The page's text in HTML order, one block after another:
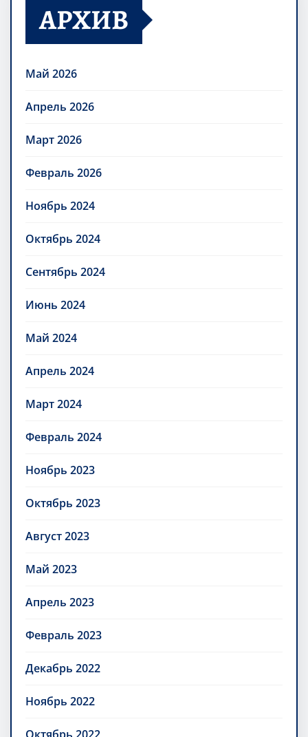
АРХИВ
Май 2026
Апрель 2026
Март 2026
Февраль 2026
Ноябрь 2024
Октябрь 2024
Сентябрь 2024
Июнь 2024
Май 2024
Апрель 2024
Март 2024
Февраль 2024
Ноябрь 2023
Октябрь 2023
Август 2023
Май 2023
Апрель 2023
Февраль 2023
Декабрь 2022
Ноябрь 2022